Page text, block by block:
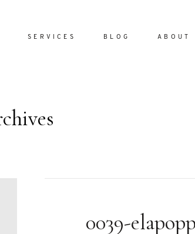
SERVICES BLOG ABOUT
0039-
Services